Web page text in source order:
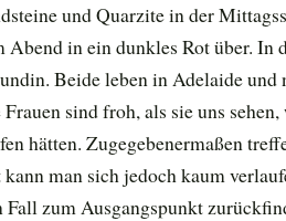
und Quarzite in der
Abend in ein dunkles Rot über. In
Beide leben in Adelaide und
sind froh, als sie uns
hätten. Zugegebenermaßen
man sich jedoch kaum
Fall zum Ausgangspunkt